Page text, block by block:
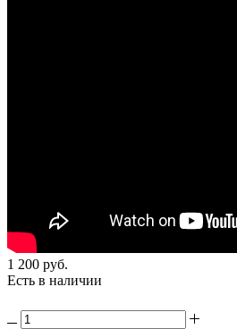
1 200 руб.
Есть в наличии